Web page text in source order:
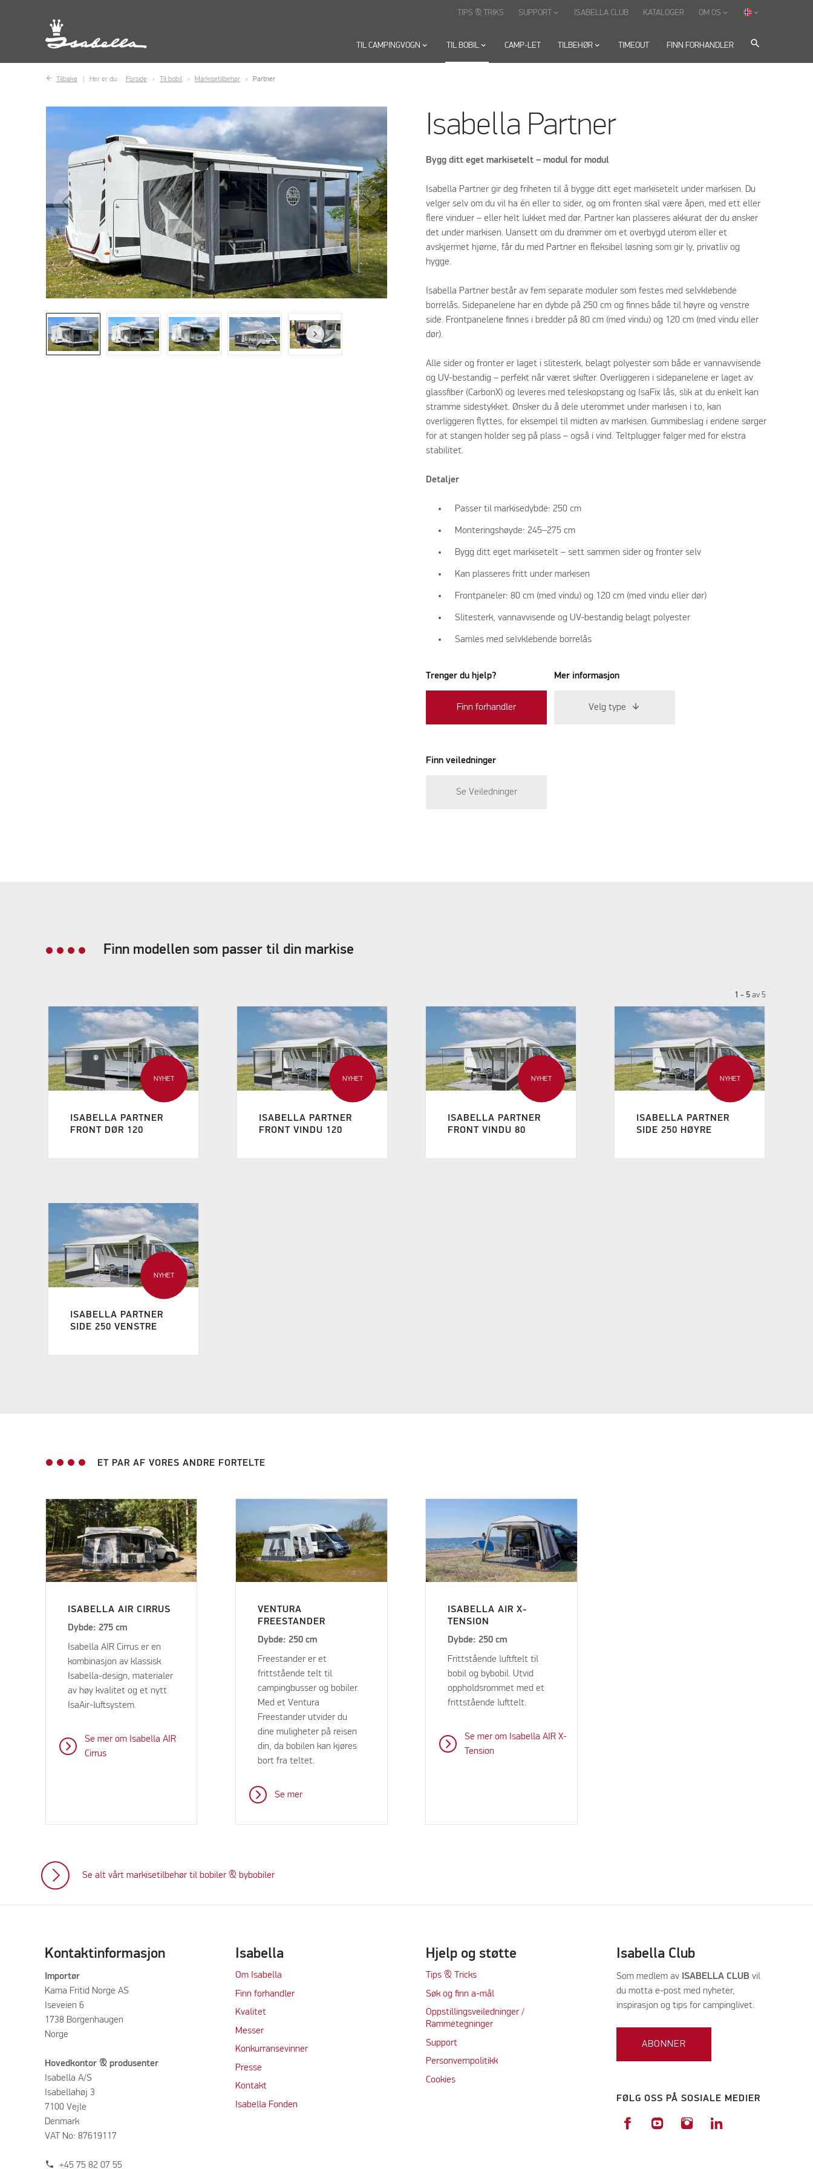
TIL CAMPINGVOGN keyboard_arrow_down TIL BOBIL keyboard_arrow_down CAMP-LET TILBEHØR keyboard_arrow_down TIMEOUT FINN FORHANDLER search
TIPS & TRIKS SUPPORT keyboard_arrow_down ISABELLA CLUB KATALOGER OM OS keyboard_arrow_down keyboard_arrow_down
Tilbake Her er du: Forside Til bobil Markisetilbehør Partner
Isabella Partner
Bygg ditt eget markisetelt – modul for modul
Isabella Partner gir deg friheten til å bygge ditt eget markisetelt under markisen. Du
velger selv om du vil ha én eller to sider, og om fronten skal være åpen, med ett eller
flere vinduer – eller helt lukket med dør. Partner kan plasseres akkurat der du ønsker
det under markisen. Uansett om du drømmer om et overbygd uterom eller et
avskjermet hjørne, får du med Partner en fleksibel løsning som gir ly, privatliv og
hygge.
Isabella Partner består av fem separate moduler som festes med selvklebende
borrelås. Sidepanelene har en dybde på 250 cm og finnes både til høyre og venstre
side. Frontpanelene finnes i bredder på 80 cm (med vindu) og 120 cm (med vindu eller
dør).
Alle sider og fronter er laget i slitesterk, belagt polyester som både er vannavvisende
og UV-bestandig – perfekt når været skifter. Overliggeren i sidepanelene er laget av
glassfiber (CarbonX) og leveres med teleskopstang og IsaFix lås, slik at du enkelt kan
stramme sidestykket. Ønsker du å dele uterommet under markisen i to, kan
overliggeren flyttes, for eksempel til midten av markisen. Gummibeslag i endene sørger
for at stangen holder seg på plass – også i vind. Teltplugger følger med for ekstra
stabilitet.
Detaljer
Passer til markisedybde: 250 cm
Monteringshøyde: 245–275 cm
Bygg ditt eget markisetelt – sett sammen sider og fronter selv
Kan plasseres fritt under markisen
Frontpaneler: 80 cm (med vindu) og 120 cm (med vindu eller dør)
Slitesterk, vannavvisende og UV-bestandig belagt polyester
Samles med selvklebende borrelås
Trenger du hjelp?
Finn forhandler
Mer informasjon
Velg type
Finn veiledninger
Se Veiledninger
Finn modellen som passer til din markise
1 - 5 av5
NYHET
ISABELLA PARTNER
FRONT DØR 120
NYHET
ISABELLA PARTNER
FRONT VINDU 120
NYHET
ISABELLA PARTNER
FRONT VINDU 80
NYHET
ISABELLA PARTNER
SIDE 250 HØYRE
NYHET
ISABELLA PARTNER
SIDE 250 VENSTRE
ET PAR AF VORES ANDRE FORTELTE
ISABELLA AIR CIRRUS
Dybde: 275 cm
Isabella AIR Cirrus er en
kombinasjon av klassisk
Isabella-design, materialer
av høy kvalitet og et nytt
IsaAir-luftsystem.
Se mer om Isabella AIR
Cirrus
VENTURA
FREESTANDER
Dybde: 250 cm
Freestander er et
frittstående telt til
campingbusser og bobiler.
Med et Ventura
Freestander utvider du
dine muligheter på reisen
din, da bobilen kan kjøres
bort fra teltet.
Se mer
ISABELLA AIR X-
TENSION
Dybde: 250 cm
Frittstående luftftelt til
bobil og bybobil. Utvid
oppholdsrommet med et
frittstående lufttelt.
Se mer om Isabella AIR X-
Tension
Se alt vårt markisetilbehør til bobiler & bybobiler
Kontaktinformasjon
Importør
Kama Fritid Norge AS
Iseveien 6
1738 Borgenhaugen
Norge
Hovedkontor & produsenter
Isabella A/S
Isabellahøj 3
7100 Vejle
Denmark
VAT No: 87619117
phone +45 75 82 07 55
Isabella
Om Isabella
Finn forhandler
Kvalitet
Messer
Konkurransevinner
Presse
Kontakt
Isabella Fonden
Hjelp og støtte
Tips & Tricks
Søk og finn a-mål
Oppstillingsveiledninger /
Rammetegninger
Support
Personvernpolitikk
Cookies
Isabella Club
Som medlem avISABELLA CLUB vil
du motta e-post med nyheter,
inspirasjon og tips for campinglivet.
ABONNER
FØLG OSS PÅ SOSIALE MEDIER